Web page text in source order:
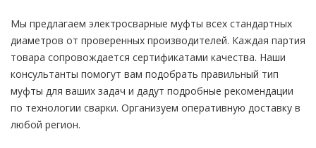
Мы предлагаем электросварные муфты всех стандартных
диаметров от проверенных производителей. Каждая партия
товара сопровождается сертификатами качества. Наши
консультанты помогут вам подобрать правильный тип
муфты для ваших задач и дадут подробные рекомендации
по технологии сварки. Организуем оперативную доставку в
любой регион.